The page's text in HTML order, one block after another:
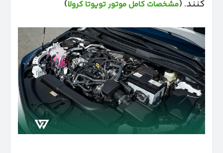
کنند. (مشخصات کامل موتور تویوتا کرولا)